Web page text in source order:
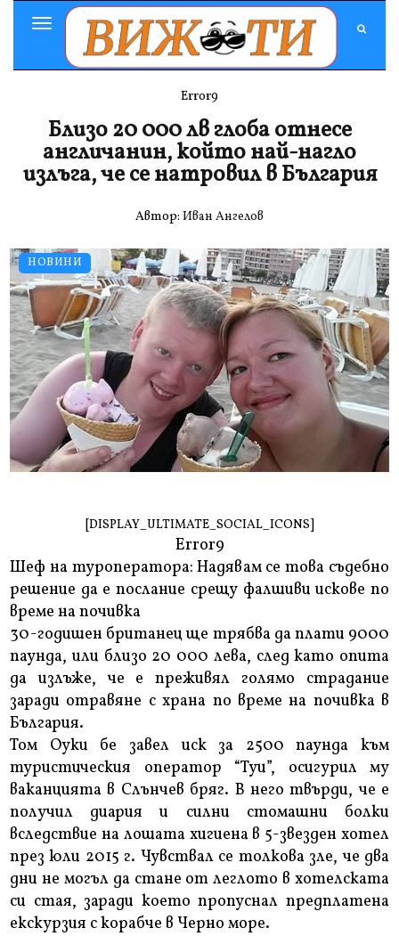
Toggle
Navigation
НОВИНИ
Error9
Близо 20 000 лв глоба отнесе
англичанин, който най-нагло
излъга, че се натровил в България
Автор: Иван Ангелов
[DISPLAY_ULTIMATE_SOCIAL_ICONS]
Error9
Шеф на туроператора: Надявам се това съдебно
решение да е послание срещу фалшиви искове по
време на почивка
30-годишен британец ще трябва да плати 9000
паунда, или близо 20 000 лева, след като опита
да излъже, че е преживял голямо страдание
заради отравяне с храна по време на почивка в
България.
Том Оуки бе завел иск за 2500 паунда към
туристическия оператор “Туи”, осигурил му
ваканцията в Слънчев бряг. В него твърди, че е
получил диария и силни стомашни болки
вследствие на лошата хигиена в 5-звезден хотел
през юли 2015 г. Чувствал се толкова зле, че два
дни не могъл да стане от леглото в хотелската
си стая, заради което пропуснал предплатена
екскурзия с корабче в Черно море.